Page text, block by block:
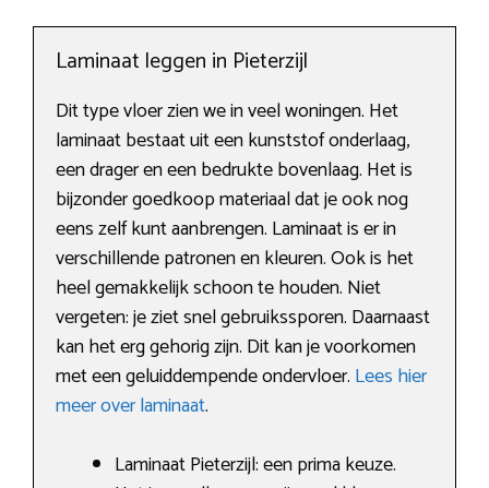
Laminaat leggen in Pieterzijl
Dit type vloer zien we in veel woningen. Het
laminaat bestaat uit een kunststof onderlaag,
een drager en een bedrukte bovenlaag. Het is
bijzonder goedkoop materiaal dat je ook nog
eens zelf kunt aanbrengen. Laminaat is er in
verschillende patronen en kleuren. Ook is het
heel gemakkelijk schoon te houden. Niet
vergeten: je ziet snel gebruikssporen. Daarnaast
kan het erg gehorig zijn. Dit kan je voorkomen
met een geluiddempende ondervloer. Lees hier
meer over laminaat.
Laminaat Pieterzijl: een prima keuze.